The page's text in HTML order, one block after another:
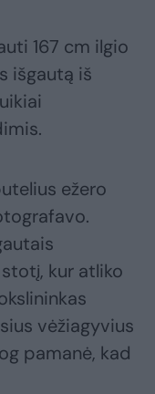
167 cm ilgio
išgautą iš
ežero
kur atliko
vėžiagyvius
pamanė, kad